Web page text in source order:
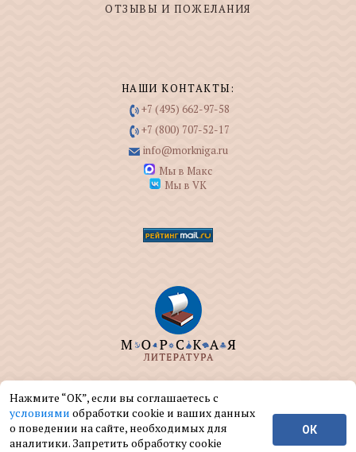
ОТЗЫВЫ И ПОЖЕЛАНИЯ
НАШИ КОНТАКТЫ:
+7 (495) 662-97-58
+7 (800) 707-52-17
info@morkniga.ru
Мы в Макс
Мы в VK
ООО "МОРКНИГА" занимается изданием и
реализацией книг на морскую тематику.
© ООО "МОРКНИГА", 2004 — 2026 г.
Нажмите “ОК”, если вы соглашаетесь с
условиями обработки cookie и ваших данных
о поведении на сайте, необходимых для
аналитики. Запретить обработку cookie
ОК